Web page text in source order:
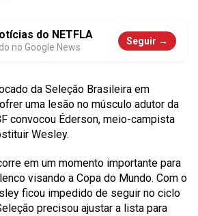
do NETFLA
no Google News
Seguir →
da Seleção Brasileira em
uma lesão no músculo adutor da
convocou Éderson, meio-campista
Wesley.
em um momento importante para
visando a Copa do Mundo. Com o
ficou impedido de seguir no ciclo
precisou ajustar a lista para